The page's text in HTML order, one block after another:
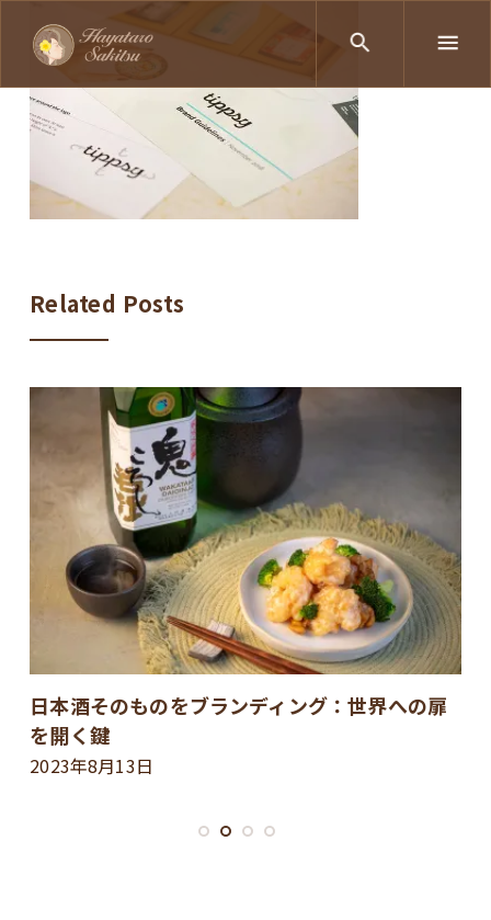
Related Posts
日本酒そのものをブランディング：世界への扉
を開く鍵
2023年8月13日